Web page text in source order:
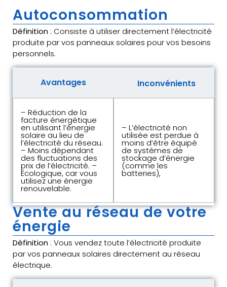
Autoconsommation
Définition : Consiste à utiliser directement l’électricité
produite par vos panneaux solaires pour vos besoins
personnels.
Avantages Inconvénients
– Réduction de la
facture énergétique
en utilisant l’énergie
solaire au lieu de
l’électricité du réseau.
– Moins dépendant
des fluctuations des
prix de l’électricité. –
Écologique, car vous
utilisez une énergie
renouvelable.
– L’électricité non
utilisée est perdue à
moins d’être équipé
de systèmes de
stockage d’énergie
(comme les
batteries),
Vente au réseau de votre
énergie
Définition : Vous vendez toute l’électricité produite
par vos panneaux solaires directement au réseau
électrique.